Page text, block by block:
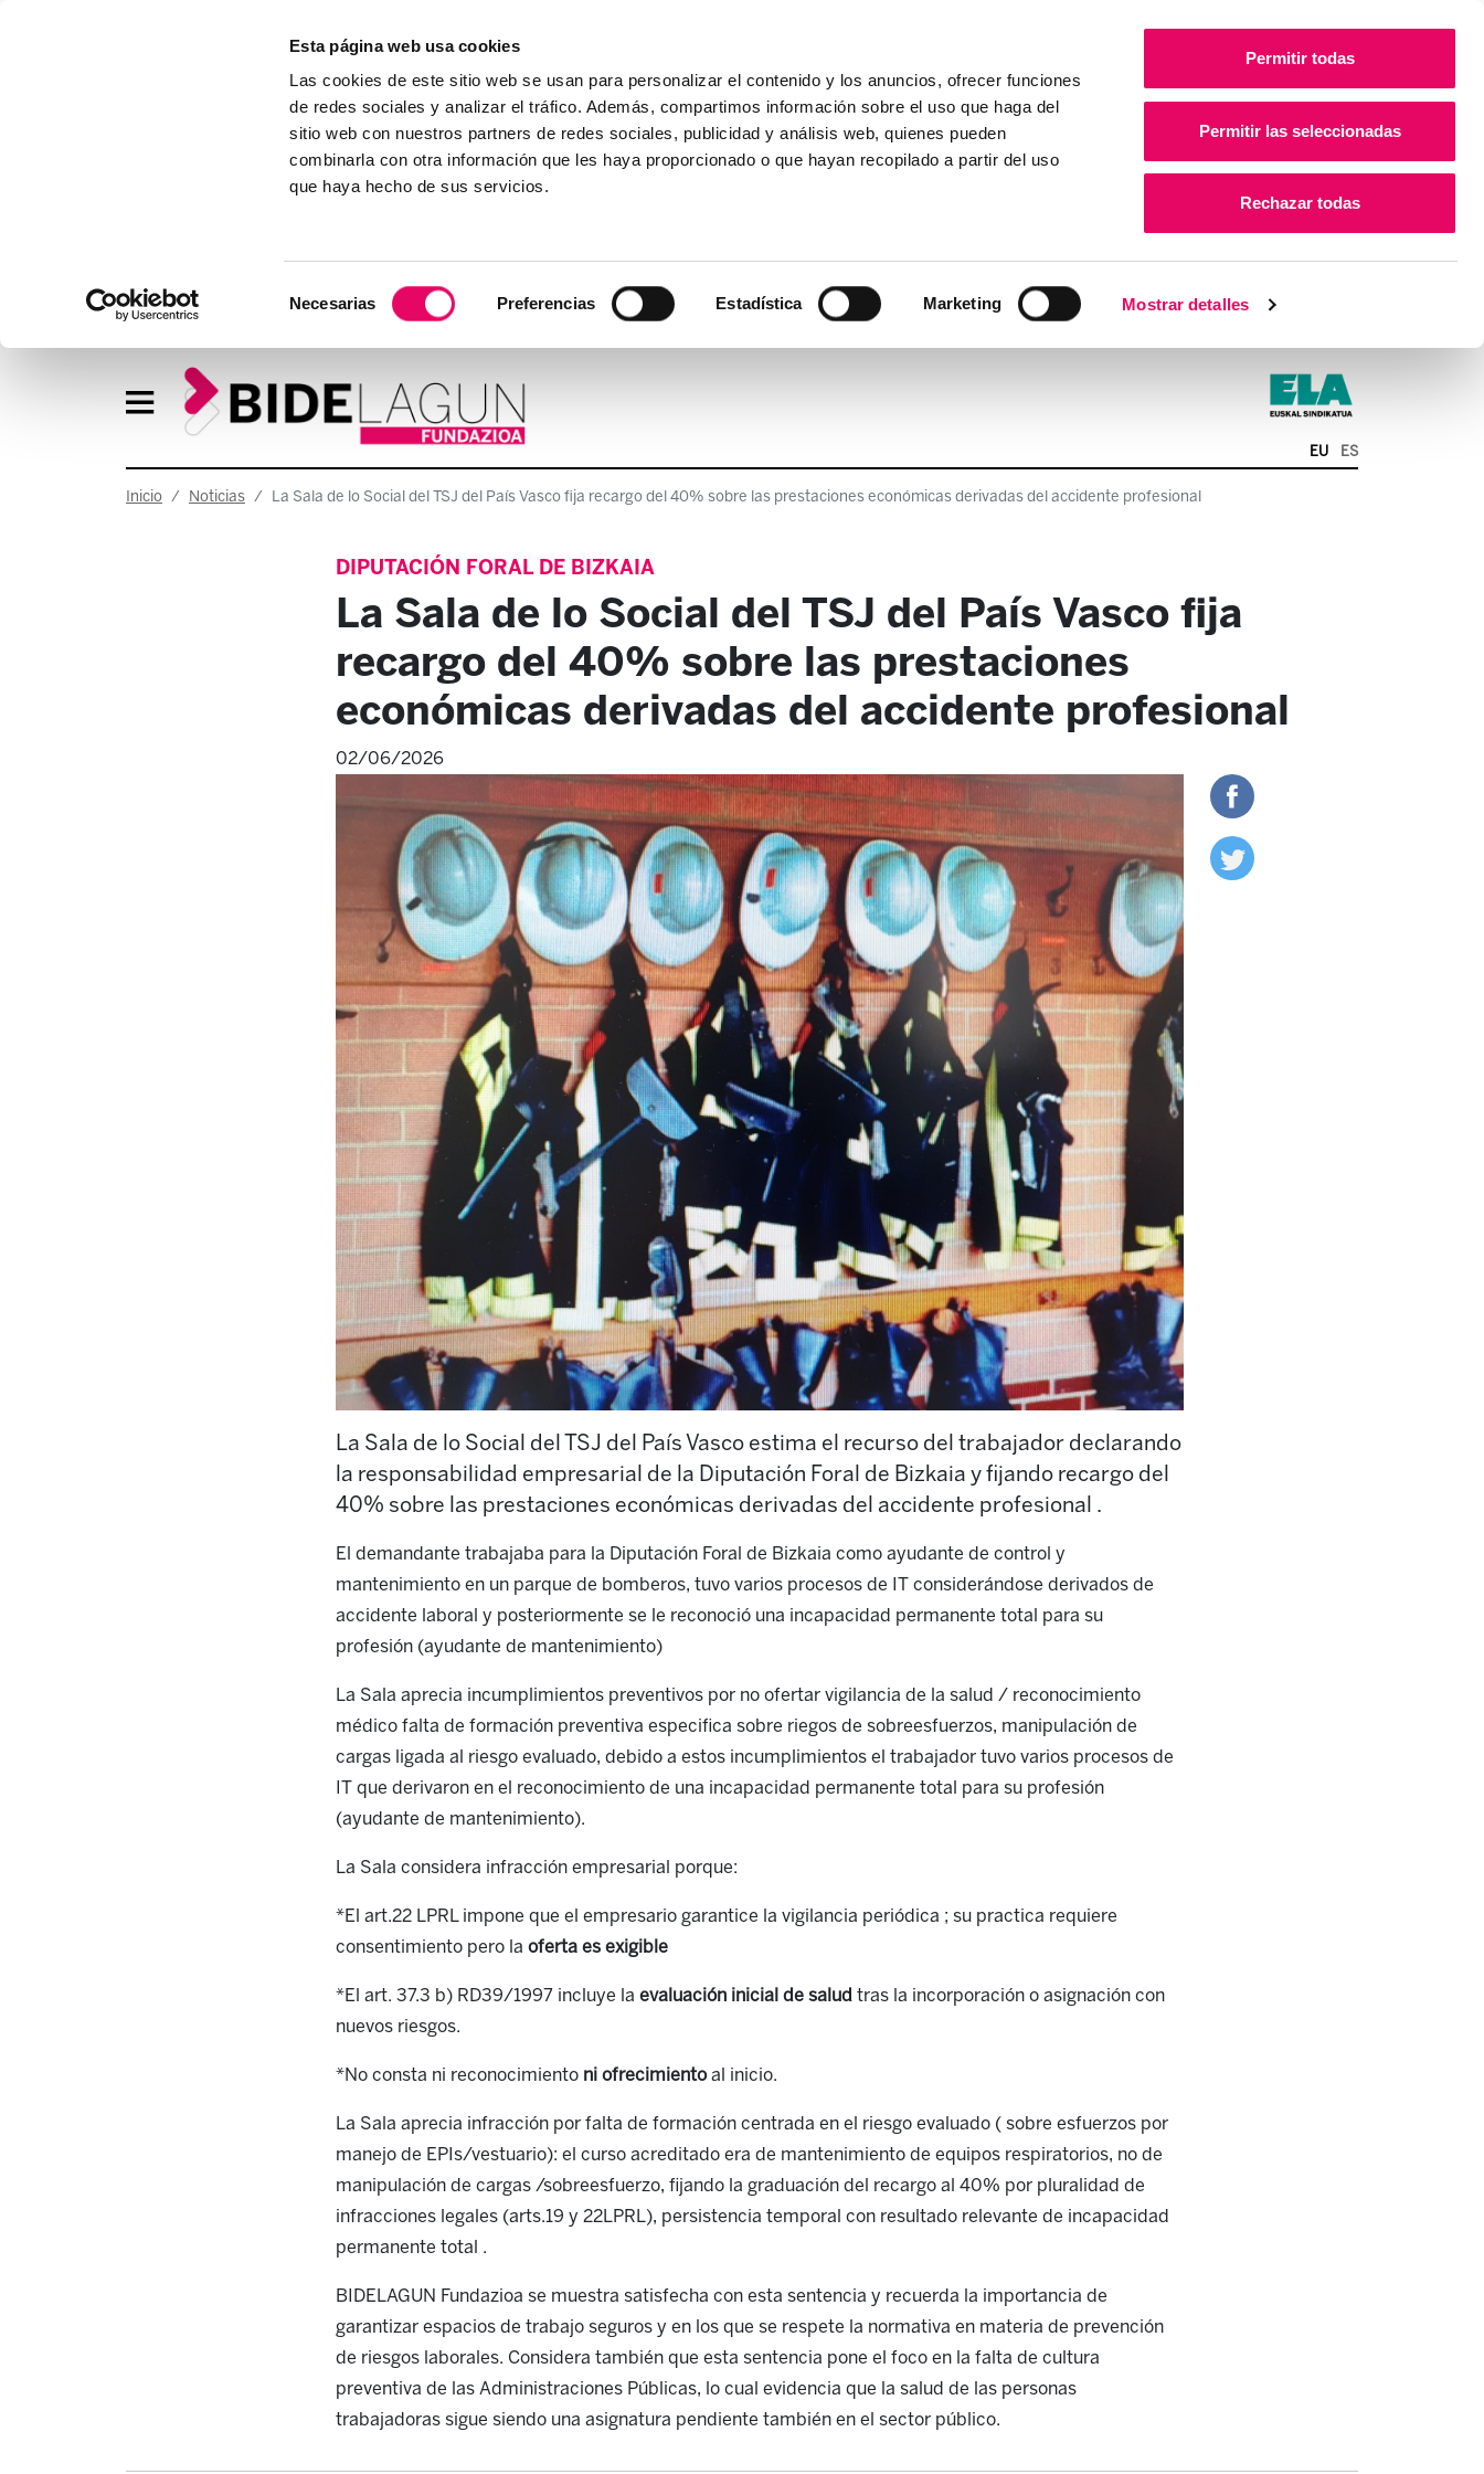
Esta página web usa cookies
Las cookies de este sitio web se usan para personalizar el contenido y los anuncios, ofrecer funciones
de redes sociales y analizar el tráfico. Además, compartimos información sobre el uso que haga del
sitio web con nuestros partners de redes sociales, publicidad y análisis web, quienes pueden
combinarla con otra información que les haya proporcionado o que hayan recopilado a partir del uso
que haya hecho de sus servicios.
Necesarias Preferencias Estadística Marketing Mostrar detalles
Permitir todas
Permitir las seleccionadas
Rechazar todas
EU ES
Inicio Noticias La Sala de lo Social del TSJ del País Vasco fija recargo del 40% sobre las prestaciones económicas derivadas del accidente profesional
DIPUTACIÓN FORAL DE BIZKAIA
La Sala de lo Social del TSJ del País Vasco fija
recargo del 40% sobre las prestaciones
económicas derivadas del accidente profesional
02/06/2026
La Sala de lo Social del TSJ del País Vasco estima el recurso del trabajador declarando
la responsabilidad empresarial de la Diputación Foral de Bizkaia y fijando recargo del
40% sobre las prestaciones económicas derivadas del accidente profesional .
El demandante trabajaba para la Diputación Foral de Bizkaia como ayudante de control y
mantenimiento en un parque de bomberos, tuvo varios procesos de IT considerándose derivados de
accidente laboral y posteriormente se le reconoció una incapacidad permanente total para su
profesión (ayudante de mantenimiento)
La Sala aprecia incumplimientos preventivos por no ofertar vigilancia de la salud / reconocimiento
médico falta de formación preventiva especifica sobre riegos de sobreesfuerzos, manipulación de
cargas ligada al riesgo evaluado, debido a estos incumplimientos el trabajador tuvo varios procesos de
IT que derivaron en el reconocimiento de una incapacidad permanente total para su profesión
(ayudante de mantenimiento).
La Sala considera infracción empresarial porque:
*El art.22 LPRL impone que el empresario garantice la vigilancia periódica ; su practica requiere
consentimiento pero la oferta es exigible
*El art. 37.3 b) RD39/1997 incluye la evaluación inicial de salud tras la incorporación o asignación con
nuevos riesgos.
*No consta ni reconocimiento ni ofrecimientoal inicio.
La Sala aprecia infracción por falta de formación centrada en el riesgo evaluado ( sobre esfuerzos por
manejo de EPIs/vestuario): el curso acreditado era de mantenimiento de equipos respiratorios, no de
manipulación de cargas /sobreesfuerzo, fijando la graduación del recargo al 40% por pluralidad de
infracciones legales (arts.19 y 22LPRL), persistencia temporal con resultado relevante de incapacidad
permanente total .
BIDELAGUN Fundazioa se muestra satisfecha con esta sentencia y recuerda la importancia de
garantizar espacios de trabajo seguros y en los que se respete la normativa en materia de prevención
de riesgos laborales. Considera también que esta sentencia pone el foco en la falta de cultura
preventiva de las Administraciones Públicas, lo cual evidencia que la salud de las personas
trabajadoras sigue siendo una asignatura pendiente también en el sector público.